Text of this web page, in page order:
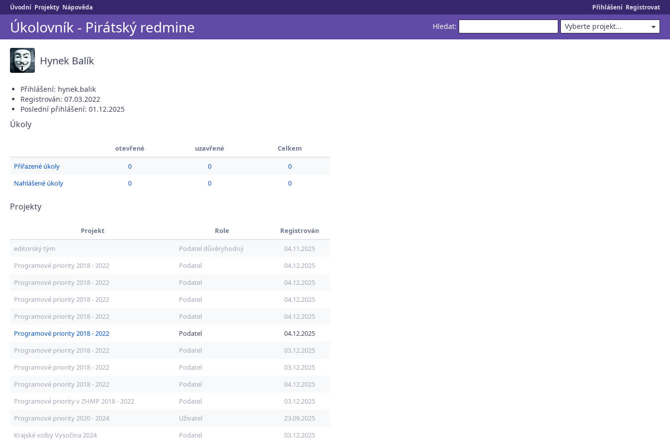
Přihlášení Registrovat
Úvodní Projekty Nápověda
Hledat: Vyberte projekt...
Úkolovník - Pirátský redmine
Hynek Balík
Přihlášení: hynek.balik
Registrován: 07.03.2022
Poslední přihlášení: 01.12.2025
Úkoly
otevřené uzavřené
Celkem
Přiřazené úkoly
0 0
0
Nahlášené úkoly
0 0 0
Projekty
Projekt Role
Registrován
editorský tým
Podatel důvěryhodný
04.11.2025
Programové priority 2018 - 2022
Podatel
04.12.2025
Programové priority 2018 - 2022
Podatel
04.12.2025
Programové priority 2018 - 2022
Podatel
04.12.2025
Programové priority 2018 - 2022
Podatel
04.12.2025
Programové priority 2018 - 2022
Podatel
04.12.2025
Programové priority 2018 - 2022
Podatel
03.12.2025
Programové priority 2018 - 2022
Podatel
03.12.2025
Programové priority 2018 - 2022
Podatel
04.12.2025
Programové priority v ZHMP 2018 - 2022
Podatel
03.12.2025
Programové priority 2020 - 2024
Uživatel
23.09.2025
Krajské volby Vysočina 2024
Podatel 03.12.2025